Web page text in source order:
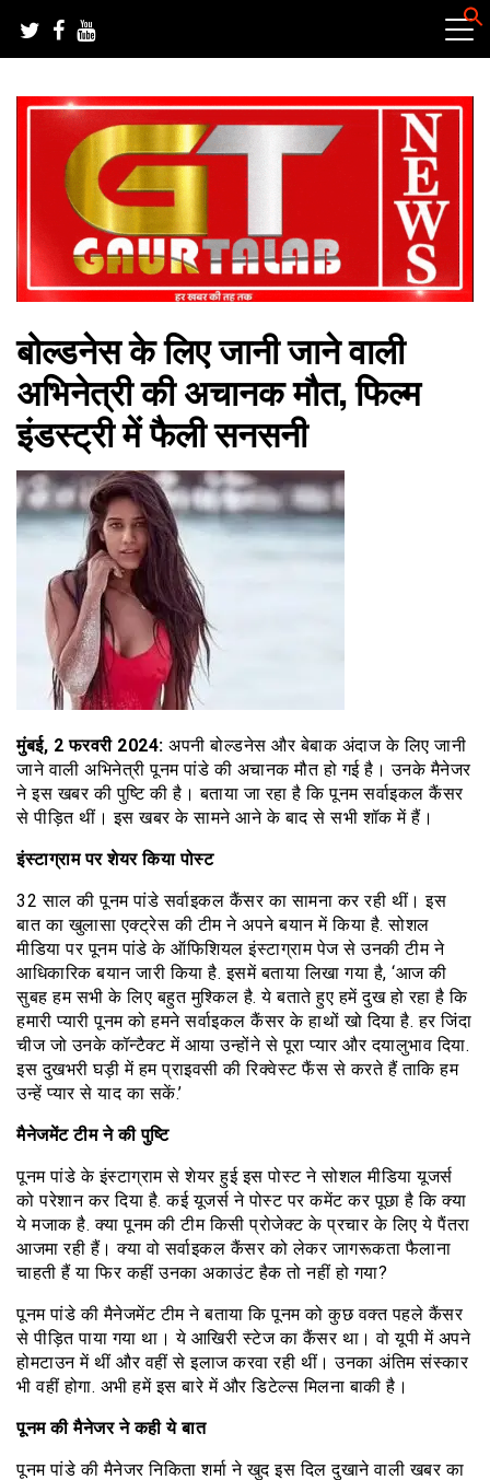
content
गौरतलब न्यूज
बोल्डनेस के लिए जानी जाने वाली
अभिनेत्री की अचानक मौत, फिल्म
इंडस्ट्री में फैली सनसनी
मुंबई, 2 फरवरी 2024: अपनी बोल्डनेस और बेबाक अंदाज के लिए जानी
जाने वाली अभिनेत्री पूनम पांडे की अचानक मौत हो गई है। उनके मैनेजर
ने इस खबर की पुष्टि की है। बताया जा रहा है कि पूनम सर्वाइकल कैंसर
से पीड़ित थीं। इस खबर के सामने आने के बाद से सभी शॉक में हैं।
इंस्टाग्राम पर शेयर किया पोस्ट
32 साल की पूनम पांडे सर्वाइकल कैंसर का सामना कर रही थीं। इस
बात का खुलासा एक्ट्रेस की टीम ने अपने बयान में किया है. सोशल
मीडिया पर पूनम पांडे के ऑफिशियल इंस्टाग्राम पेज से उनकी टीम ने
आधिकारिक बयान जारी किया है. इसमें बताया लिखा गया है, ‘आज की
सुबह हम सभी के लिए बहुत मुश्किल है. ये बताते हुए हमें दुख हो रहा है कि
हमारी प्यारी पूनम को हमने सर्वाइकल कैंसर के हाथों खो दिया है. हर जिंदा
चीज जो उनके कॉन्टैक्ट में आया उन्होंने से पूरा प्यार और दयालुभाव दिया.
इस दुखभरी घड़ी में हम प्राइवसी की रिक्वेस्ट फैंस से करते हैं ताकि हम
उन्हें प्यार से याद का सकें.’
मैनेजमेंट टीम ने की पुष्टि
पूनम पांडे के इंस्टाग्राम से शेयर हुई इस पोस्ट ने सोशल मीडिया यूजर्स
को परेशान कर दिया है. कई यूजर्स ने पोस्ट पर कमेंट कर पूछा है कि क्या
ये मजाक है. क्या पूनम की टीम किसी प्रोजेक्ट के प्रचार के लिए ये पैंतरा
आजमा रही हैं। क्या वो सर्वाइकल कैंसर को लेकर जागरूकता फैलाना
चाहती हैं या फिर कहीं उनका अकाउंट हैक तो नहीं हो गया?
पूनम पांडे की मैनेजमेंट टीम ने बताया कि पूनम को कुछ वक्त पहले कैंसर
से पीड़ित पाया गया था। ये आखिरी स्टेज का कैंसर था। वो यूपी में अपने
होमटाउन में थीं और वहीं से इलाज करवा रही थीं। उनका अंतिम संस्कार
भी वहीं होगा. अभी हमें इस बारे में और डिटेल्स मिलना बाकी है।
पूनम की मैनेजर ने कही ये बात
पूनम पांडे की मैनेजर निकिता शर्मा ने खुद इस दिल दुखाने वाली खबर का